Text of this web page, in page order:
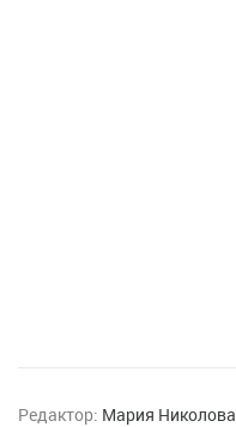
Редактор: Мария Николова